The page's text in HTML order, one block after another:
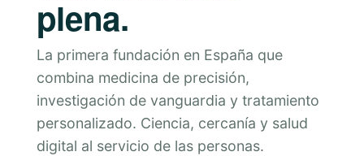
plena.
La primera fundación en España que
combina medicina de precisión,
investigación de vanguardia y tratamiento
personalizado. Ciencia, cercanía y salud
digital al servicio de las personas.